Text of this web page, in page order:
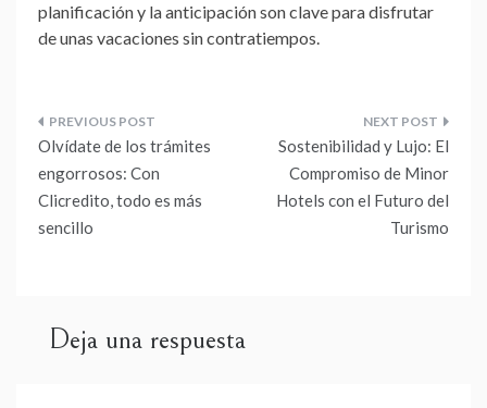
planificación y la anticipación son clave para disfrutar
de unas vacaciones sin contratiempos.
Navegación
de
entradas
Olvídate de los trámites
engorrosos: Con
Clicredito, todo es más
sencillo
Sostenibilidad y Lujo: El
Compromiso de Minor
Hotels con el Futuro del
Turismo
Deja una respuesta